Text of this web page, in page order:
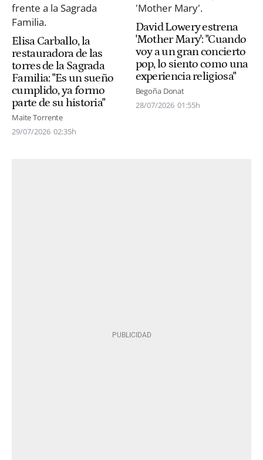
Elisa Carballo, la
restauradora de las
torres de la Sagrada
Familia: "Es un sueño
cumplido, ya formo
parte de su historia"
Maite Torrente
29/07/2026 02:35h
David Lowery estrena
'Mother Mary': "Cuando
voy a un gran concierto
pop, lo siento como una
experiencia religiosa"
Begoña Donat
28/07/2026 01:55h